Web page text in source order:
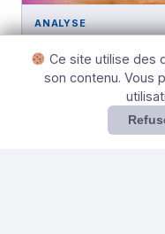
ANALYSE
seul au fond de
Ce site utilise des
son contenu. Vous